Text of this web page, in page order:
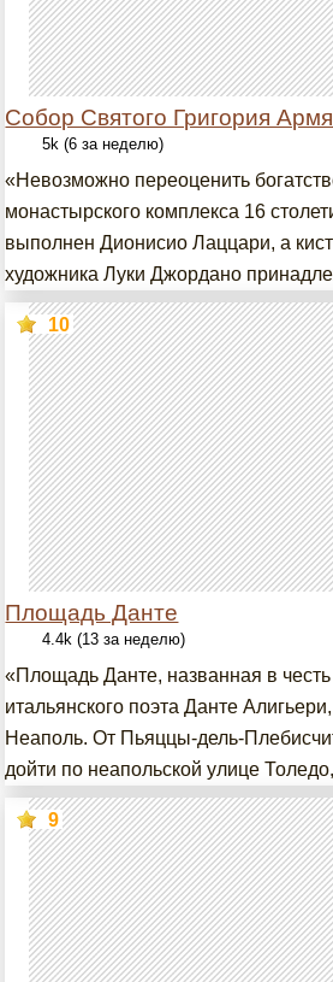
Собор Святого Григория
5k (6 за неделю)
«Невозможно переоценить
монастырского комплекса 16
выполнен Дионисио Лаццари, а
художника Луки Джордано
Площадь Данте
10
4.4k (13 за неделю)
«Площадь Данте, названная в
итальянского поэта Данте
Неаполь. От Пьяццы-дель-
дойти по неапольской улице
9